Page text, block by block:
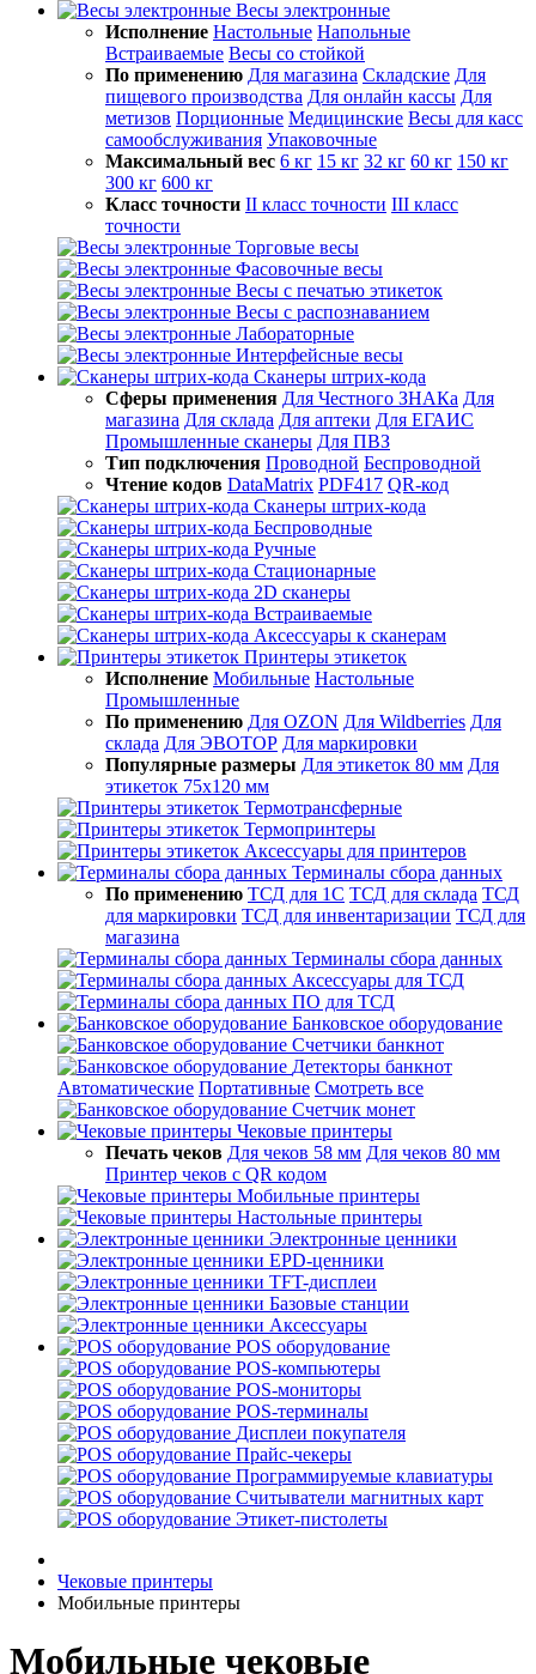
Весы электронные
Исполнение Настольные Напольные
Встраиваемые Весы со стойкой
По применению Для магазина Складские Для
пищевого производства Для онлайн кассы Для
метизов Порционные Медицинские Весы для касс
самообслуживания Упаковочные
Максимальный вес 6 кг 15 кг 32 кг 60 кг 150 кг
300 кг 600 кг
Класс точности II класс точности III класс
точности
Торговые весы
Фасовочные весы
Весы с печатью этикеток
Весы с распознаванием
Лабораторные
Интерфейсные весы
Сканеры штрих-кода
Сферы применения Для Честного ЗНАКа Для
магазина Для склада Для аптеки Для ЕГАИС
Промышленные сканеры Для ПВЗ
Тип подключения Проводной Беспроводной
Чтение кодов DataMatrix PDF417 QR-код
Сканеры штрих-кода
Беспроводные
Ручные
Стационарные
2D сканеры
Встраиваемые
Аксессуары к сканерам
Принтеры этикеток
Исполнение Мобильные Настольные
Промышленные
По применению Для OZON Для Wildberries Для
склада Для ЭВОТОР Для маркировки
Популярные размеры Для этикеток 80 мм Для
этикеток 75х120 мм
Термотрансферные
Термопринтеры
Аксессуары для принтеров
Терминалы сбора данных
По применению ТСД для 1С ТСД для склада ТСД
для маркировки ТСД для инвентаризации ТСД для
магазина
Терминалы сбора данных
Аксессуары для ТСД
ПО для ТСД
Банковское оборудование
Счетчики банкнот
Детекторы банкнот
Автоматические Портативные Смотреть все
Счетчик монет
Чековые принтеры
Печать чеков Для чеков 58 мм Для чеков 80 мм
Принтер чеков с QR кодом
Мобильные принтеры
Настольные принтеры
Электронные ценники
EPD-ценники
TFT-дисплеи
Базовые станции
Аксессуары
POS оборудование
POS-компьютеры
POS-мониторы
POS-терминалы
Дисплеи покупателя
Прайс-чекеры
Программируемые клавиатуры
Считыватели магнитных карт
Этикет-пистолеты
Чековые принтеры
Мобильные принтеры
Мобильные чековые